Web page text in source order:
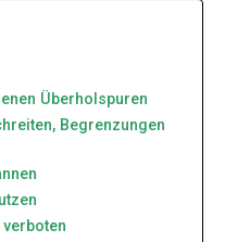
Überholspuren
Begrenzungen